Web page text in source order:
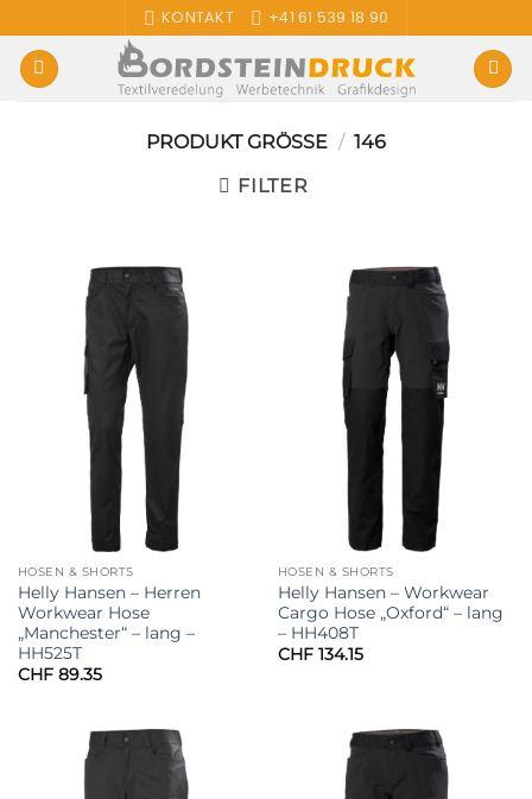
Inhalt
springen
KONTAKT +41 61 539 18 90
PRODUKT GRÖSSE / 146
FILTER
HOSEN & SHORTS
Helly Hansen – Herren
Workwear Hose
„Manchester“ – lang –
HH525T
CHF89.35
HOSEN & SHORTS
Helly Hansen – Workwear
Cargo Hose „Oxford“ – lang
– HH408T
CHF134.15